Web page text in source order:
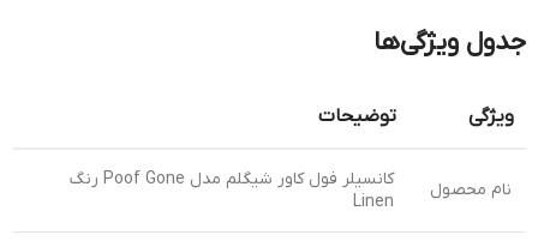
جدول ویژگی‌ها
ویژگی توضیحات
نام محصول
کانسیلر فول کاور شیگلم مدل Poof Gone رنگ
Linen